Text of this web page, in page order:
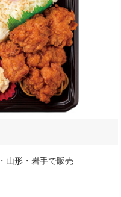
山形・岩手で販売